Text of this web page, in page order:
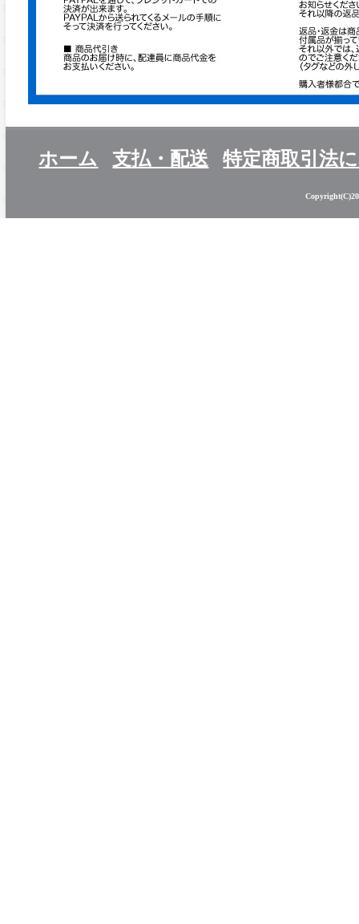
ホーム 支払・配送 特定商取引法